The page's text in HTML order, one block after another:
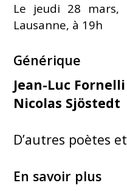
Le jeudi 28 mars,
Lausanne, à 19h
Générique
Jean-Luc
Nicolas Sjöstedt
D’autres poètes
En savoir plus